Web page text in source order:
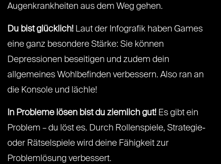
Augenkrankheiten aus dem Weg gehen.
Du bist glücklich! Laut der Infografik haben Games
eine ganz besondere Stärke: Sie können
Depressionen beseitigen und zudem dein
allgemeines Wohlbefinden verbessern. Also ran an
die Konsole und lächle!
In Probleme lösen bist du ziemlich gut! Es gibt ein
Problem – du löst es. Durch Rollenspiele, Strategie-
oder Rätselspiele wird deine Fähigkeit zur
Problemlösung verbessert.